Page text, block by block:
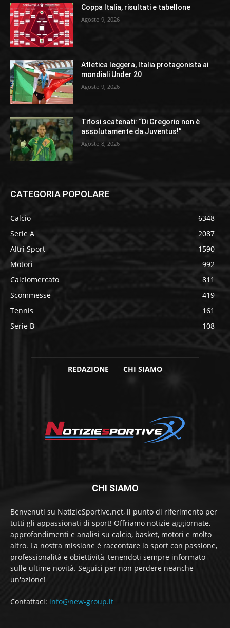
Coppa Italia, risultati e tabellone
Agosto 9, 2026
Atletica leggera, Italia protagonista ai
mondiali Under 20
Agosto 9, 2026
Tifosi scatenati: “Di Gregorio non è
assolutamente da Juventus!”
Agosto 8, 2026
CATEGORIA POPOLARE
Calcio
6348
Serie A
2087
Altri Sport
1590
Motori
992
Calciomercato
811
Scommesse
419
Tennis
161
Serie B
108
REDAZIONE CHI SIAMO
CHI SIAMO
Benvenuti su NotizieSportive.net, il punto di riferimento per
tutti gli appassionati di sport! Offriamo notizie aggiornate,
approfondimenti e analisi su calcio, basket, motori e molto
altro. La nostra missione è raccontare lo sport con passione,
professionalità e obiettività, tenendoti sempre informato
sulle ultime novità. Seguici per non perdere neanche
un'azione!
Contattaci: info@new-group.it